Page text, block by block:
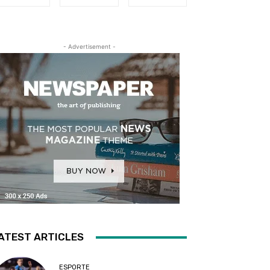
- Advertisement -
ARTICLES
ESPORTE